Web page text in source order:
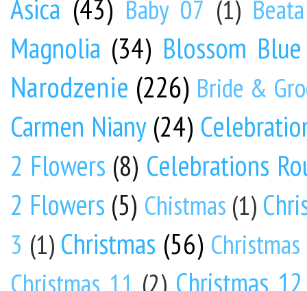
Asica (43) Baby 07 (1)
Magnolia (34) Blossom Blue
Narodzenie (226) Bride &
Carmen Niany (24)
2 Flowers (8) Celebrations
2 Flowers (5) Chistmas (1)
3 (1) Christmas (56)
Christmas 11 (2) Christmas 12